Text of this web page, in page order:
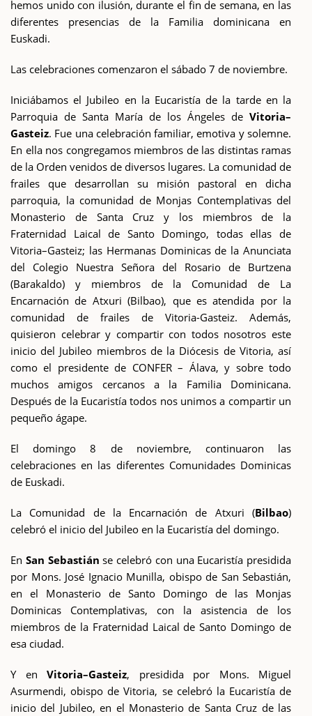
hemos unido con ilusión, durante el fin de semana, en las
diferentes presencias de la Familia dominicana en
Euskadi.
Las celebraciones comenzaron el sábado 7 de noviembre.
Iniciábamos el Jubileo en la Eucaristía de la tarde en la
Parroquia de Santa María de los Ángeles de Vitoria–
Gasteiz. Fue una celebración familiar, emotiva y solemne.
En ella nos congregamos miembros de las distintas ramas
de la Orden venidos de diversos lugares. La comunidad de
frailes que desarrollan su misión pastoral en dicha
parroquia, la comunidad de Monjas Contemplativas del
Monasterio de Santa Cruz y los miembros de la
Fraternidad Laical de Santo Domingo, todas ellas de
Vitoria–Gasteiz; las Hermanas Dominicas de la Anunciata
del Colegio Nuestra Señora del Rosario de Burtzena
(Barakaldo) y miembros de la Comunidad de La
Encarnación de Atxuri (Bilbao), que es atendida por la
comunidad de frailes de Vitoria-Gasteiz. Además,
quisieron celebrar y compartir con todos nosotros este
inicio del Jubileo miembros de la Diócesis de Vitoria, así
como el presidente de CONFER – Álava, y sobre todo
muchos amigos cercanos a la Familia Dominicana.
Después de la Eucaristía todos nos unimos a compartir un
pequeño ágape.
El domingo 8 de noviembre, continuaron las
celebraciones en las diferentes Comunidades Dominicas
de Euskadi.
La Comunidad de la Encarnación de Atxuri (Bilbao)
celebró el inicio del Jubileo en la Eucaristía del domingo.
En San Sebastián se celebró con una Eucaristía presidida
por Mons. José Ignacio Munilla, obispo de San Sebastián,
en el Monasterio de Santo Domingo de las Monjas
Dominicas Contemplativas, con la asistencia de los
miembros de la Fraternidad Laical de Santo Domingo de
esa ciudad.
Y en Vitoria–Gasteiz, presidida por Mons. Miguel
Asurmendi, obispo de Vitoria, se celebró la Eucaristía de
inicio del Jubileo, en el Monasterio de Santa Cruz de las